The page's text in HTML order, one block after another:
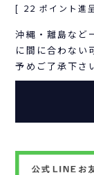
[ 22 ポイント進
沖縄・離島など
に間に合わない
予めご了承下さ